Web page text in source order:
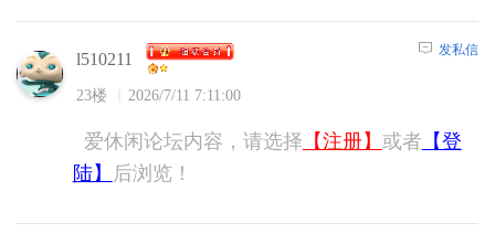
l510211
23楼 2026/7/11 7:11:00
发私信
爱休闲论坛内容，请选择 【注册】 或者 【登
陆】
后浏览！